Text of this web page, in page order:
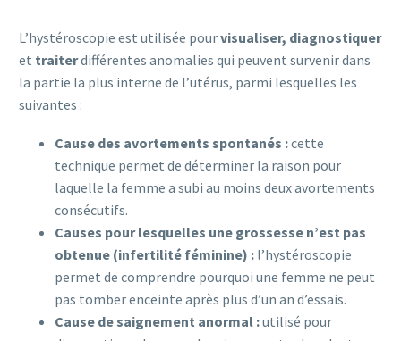
L’hystéroscopie est utilisée pourvisualiser, diagnostiquer
et traiterdifférentes anomalies qui peuvent survenir dans
la partie la plus interne de l’utérus, parmi lesquelles les
suivantes :
Cause des avortements spontanés :cette
technique permet de déterminer la raison pour
laquelle la femme a subi au moins deux avortements
consécutifs.
Causes pour lesquelles une grossesse n’est pas
obtenue (infertilité féminine) : l’hystéroscopie
permet de comprendre pourquoi une femme ne peut
pas tomber enceinte après plus d’un an d’essais.
Cause de saignement anormal :utilisé pour